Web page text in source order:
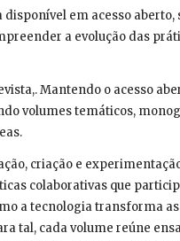
em acesso aberto,
a evolução das
Mantendo o acesso
volumes temáticos,
criação e
colaborativas que
a tecnologia transforma
tal, cada volume reúne